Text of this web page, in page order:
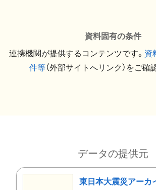
資料固有の条件
連携機関が提供するコンテンツです。 資
件等（外部サイトへリンク）をご確
データの提供元
東日本大震災アーカ